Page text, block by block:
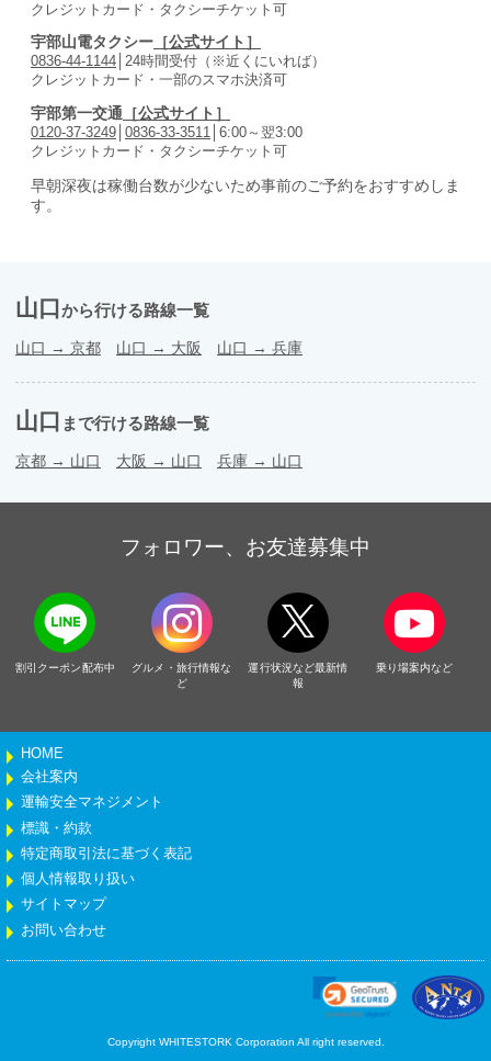
クレジットカード・タクシーチケット可
宇部山電タクシー ［公式サイト］
0836-44-1144 │24時間受付（※近くにいれば）
クレジットカード・一部のスマホ決済可
宇部第一交通 ［公式サイト］
0120-37-3249 0836-33-3511 │6:00～翌3:00
クレジットカード・タクシーチケット可
早朝深夜は稼働台数が少ないため事前のご予約をおすすめしま
す。
山口から行ける路線一覧
山口 → 京都 山口 → 大阪 山口 → 兵庫
山口 まで行ける路線一覧
京都 → 山口 大阪 → 山口 兵庫 → 山口
フォロワー、お友達募集中
割引クーポン配布中
グルメ・旅行情報な
ど
運行状況など最新情
報
乗り場案内など
HOME
会社案内
運輸安全マネジメント
標識・約款
特定商取引法に基づく表記
個人情報取り扱い
サイトマップ
お問い合わせ
Copyright WHITESTORK Corporation All right reserved.